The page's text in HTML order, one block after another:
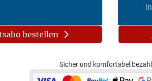
bestellen
Sicher und komfortabel